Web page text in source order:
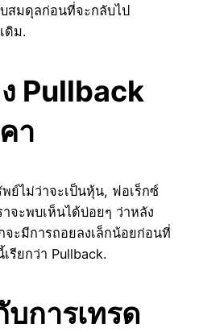
สมดุลก่อนที่จะกลับไป
ดิม.
Pullback
า
ย์ไม่ว่าจะเป็นหุ้น, ฟอเร็กซ์
จะพบเห็นได้บ่อยๆ ว่าหลัง
ะมีการถอยลงเล็กน้อยก่อนที่
รียกว่า Pullback.
การเทรด